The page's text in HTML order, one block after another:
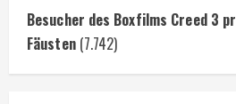
Besucher des Boxfilms Creed 3
Fäusten (7.742)